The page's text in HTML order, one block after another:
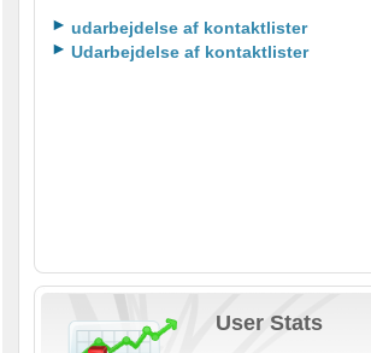
udarbejdelse af kontaktlister
Udarbejdelse af kontaktlister
User Stats